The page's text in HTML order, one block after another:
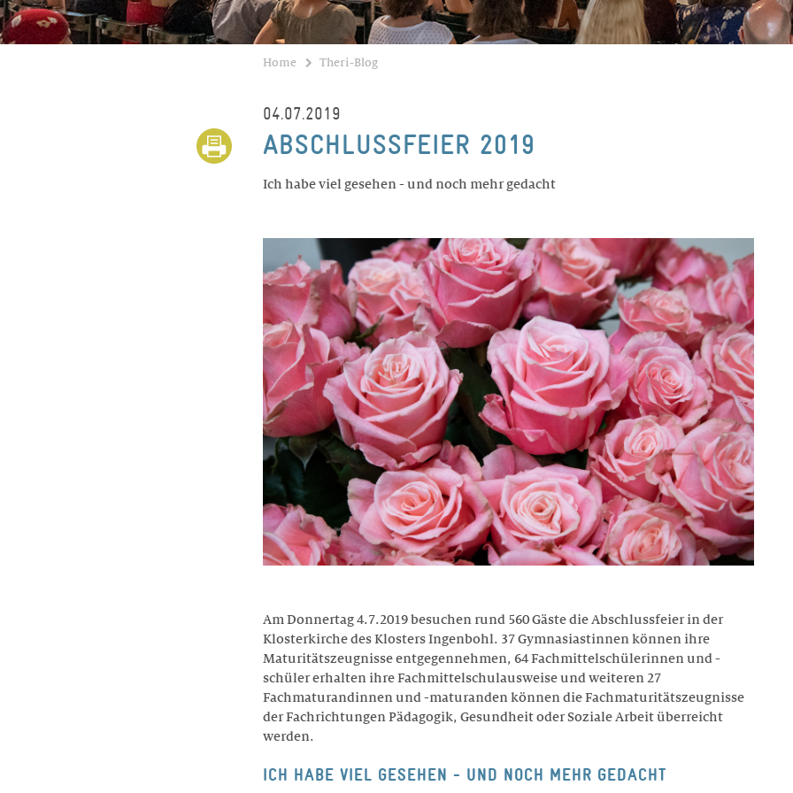
Home Theri-Blog
04.07.2019
ABSCHLUSSFEIER 2019
Ich habe viel gesehen - und noch mehr gedacht
Am Donnertag 4.7.2019 besuchen rund 560 Gäste die Abschlussfeier in der
Klosterkirche des Klosters Ingenbohl. 37 Gymnasiastinnen können ihre
Maturitätszeugnisse entgegennehmen, 64 Fachmittelschülerinnen und -
schüler erhalten ihre Fachmittelschulausweise und weiteren 27
Fachmaturandinnen und -maturanden können die Fachmaturitätszeugnisse
der Fachrichtungen Pädagogik, Gesundheit oder Soziale Arbeit überreicht
werden.
ICH HABE VIEL GESEHEN - UND NOCH MEHR GEDACHT